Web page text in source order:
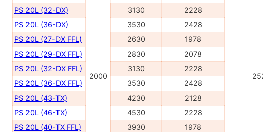
2000
PS 20L (32-DX)
3130 2228
PS 20L (36-DX)
3530 2428
PS 20L (27-DX FFL)
2630 1978
PS 20L (29-DX FFL)
2830 2078
PS 20L (32-DX FFL)
3130 2228
PS 20L (36-DX FFL)
3530 2428
PS 20L (43-TX)
4230 2128
PS 20L (46-TX)
4530 2228
PS 20L (40-TX FFL)
3930 1978